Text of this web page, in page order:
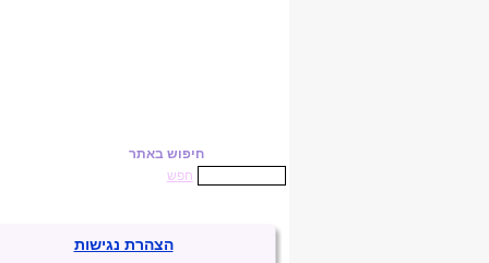
חיפוש באתר
חפש
הצהרת נגישות